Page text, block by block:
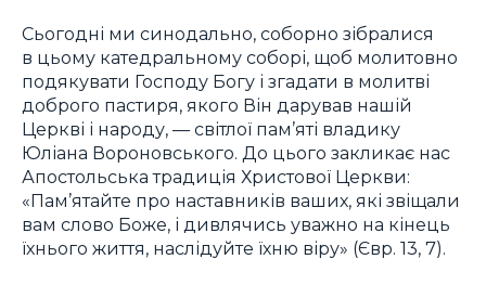
Сьогодні ми синодально, соборно зібралися
в цьому катедральному соборі, щоб молитовно
подякувати Господу Богу і згадати в молитві
доброго пастиря, якого Він дарував нашій
Церкві і народу, — світлої пам’яті владику
Юліана Вороновського. До цього закликає нас
Апостольська традиція Христової Церкви:
«Пам’ятайте про наставників ваших, які звіщали
вам слово Боже, і дивлячись уважно на кінець
їхнього життя, наслідуйте їхню віру» (Євр. 13, 7).